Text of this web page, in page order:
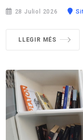
28 Juliol 2026
LLEGIR MÉS